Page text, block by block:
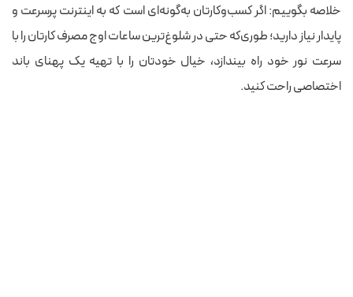
خلاصه بگوییم: اگر کسب‌وکارتان به‌گونه‌ای است که به اینترنت پرسرعت و
پایدار نیاز دارید؛ طوری‌که حتی در شلوغ‌ترین ساعات اوج مصرف کارتان را با
سرعت نور خود راه بیندازد، خیال خودتان را با تهیه یک پهنای باند
اختصاصی راحت کنید.